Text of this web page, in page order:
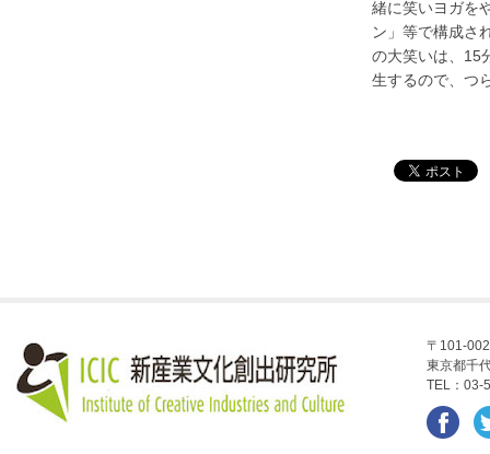
緒に笑いヨガを
ン」等で構成さ
の大笑いは、15
生するので、つ
〒101-
東京都千
TEL：